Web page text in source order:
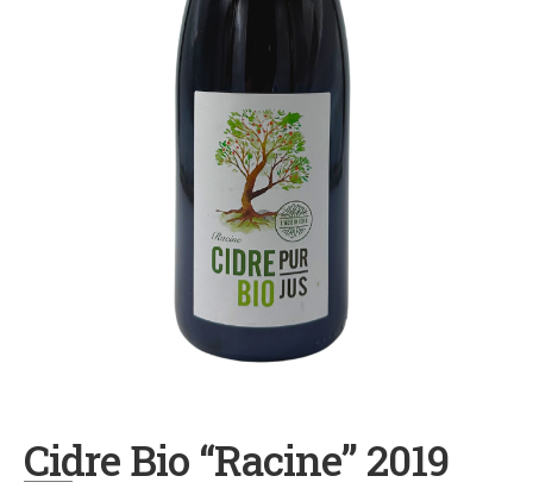
Cidre Bio “Racine” 2019